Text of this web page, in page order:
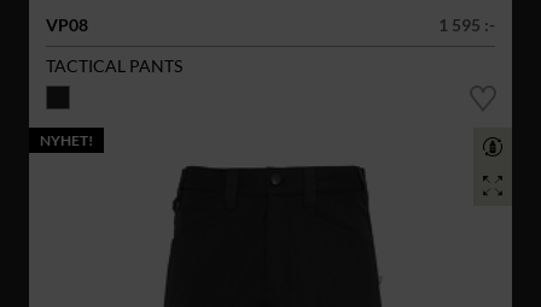
VP08
1 595 :-
TACTICAL PANTS
NYHET!